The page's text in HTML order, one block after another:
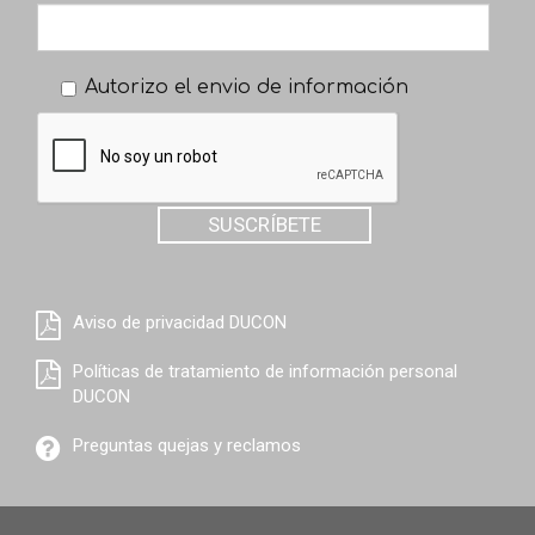
Autorizo el envio de información
SUSCRÍBETE
Aviso de privacidad DUCON
Políticas de tratamiento de información personal
DUCON
Preguntas quejas y reclamos